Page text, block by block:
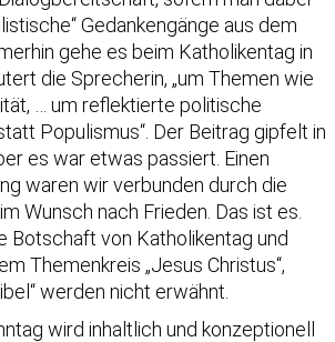
Gedankengänge aus dem
gehe es beim Katholikentag in
die Sprecherin, „um Themen wie
… um reflektierte politische
Populismus“. Der Beitrag gipfelt in
es war etwas passiert. Einen
waren wir verbunden durch die
Wunsch nach Frieden. Das ist es.
Botschaft von Katholikentag und
Themenkreis „Jesus Christus“,
werden nicht erwähnt.
wird inhaltlich und konzeptionell